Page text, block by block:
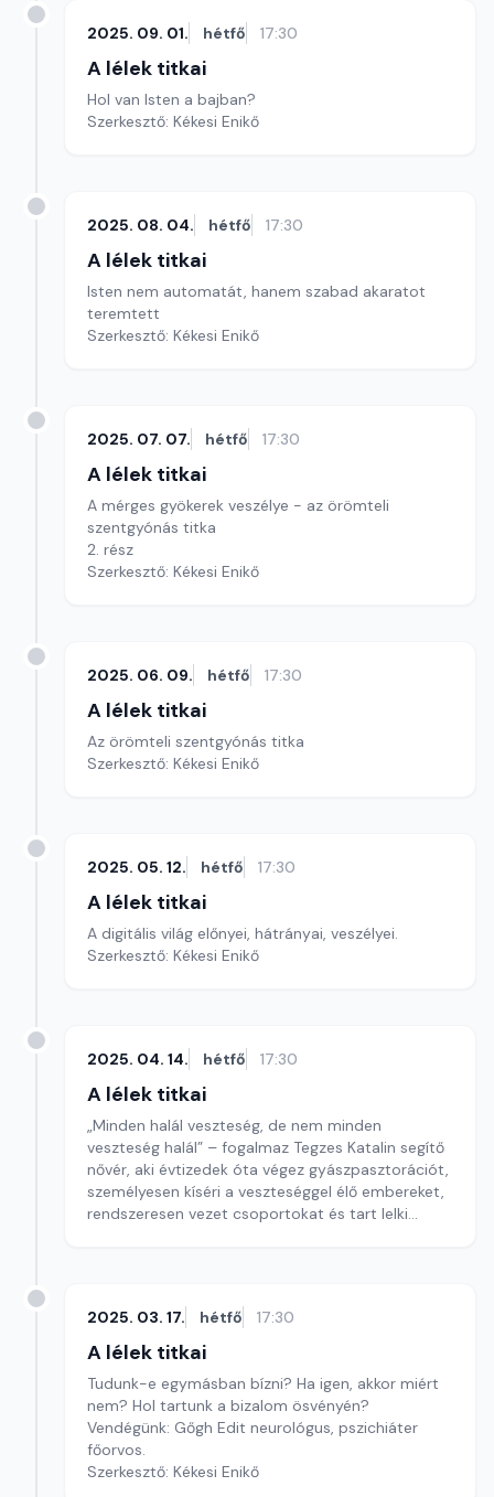
2025. 09. 01. hétfő 17:30
A lélek titkai
Hol van Isten a bajban?
Szerkesztő: Kékesi Enikő
2025. 08. 04. hétfő 17:30
A lélek titkai
Isten nem automatát, hanem szabad akaratot
teremtett
Szerkesztő: Kékesi Enikő
2025. 07. 07. hétfő 17:30
A lélek titkai
A mérges gyökerek veszélye - az örömteli
szentgyónás titka
2. rész
Szerkesztő: Kékesi Enikő
2025. 06. 09. hétfő 17:30
A lélek titkai
Az örömteli szentgyónás titka
Szerkesztő: Kékesi Enikő
2025. 05. 12. hétfő 17:30
A lélek titkai
A digitális világ előnyei, hátrányai, veszélyei.
Szerkesztő: Kékesi Enikő
2025. 04. 14. hétfő 17:30
A lélek titkai
„Minden halál veszteség, de nem minden
veszteség halál” – fogalmaz Tegzes Katalin segítő
nővér, aki évtizedek óta végez gyászpasztorációt,
személyesen kíséri a veszteséggel élő embereket,
rendszeresen vezet csoportokat és tart lelki
2025. 03. 17. hétfő 17:30
A lélek titkai
Tudunk-e egymásban bízni? Ha igen, akkor miért
nem? Hol tartunk a bizalom ösvényén?
Vendégünk: Gőgh Edit neurológus, pszichiáter
főorvos.
Szerkesztő: Kékesi Enikő